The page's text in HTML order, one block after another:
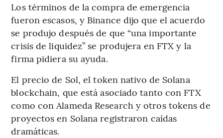
Los términos de la compra de emergencia
fueron escasos, y Binance dijo que el acuerdo
se produjo después de que “una importante
crisis de liquidez” se produjera en FTX y la
firma pidiera su ayuda.
El precio de Sol, el token nativo de Solana
blockchain, que está asociado tanto con FTX
como con Alameda Research y otros tokens de
proyectos en Solana registraron caídas
dramáticas.